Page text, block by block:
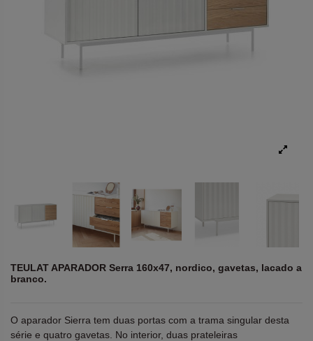
TEULAT APARADOR Serra 160x47, nordico, gavetas, lacado a
branco.
O aparador Sierra tem duas portas com a trama singular desta
série e quatro gavetas. No interior, duas prateleiras